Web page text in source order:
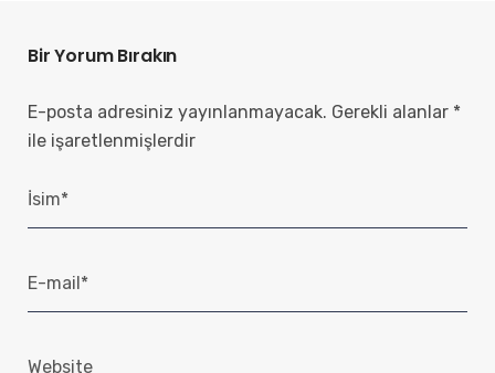
Bir Yorum Bırakın
E-posta adresiniz yayınlanmayacak. Gerekli alanlar *
ile işaretlenmişlerdir